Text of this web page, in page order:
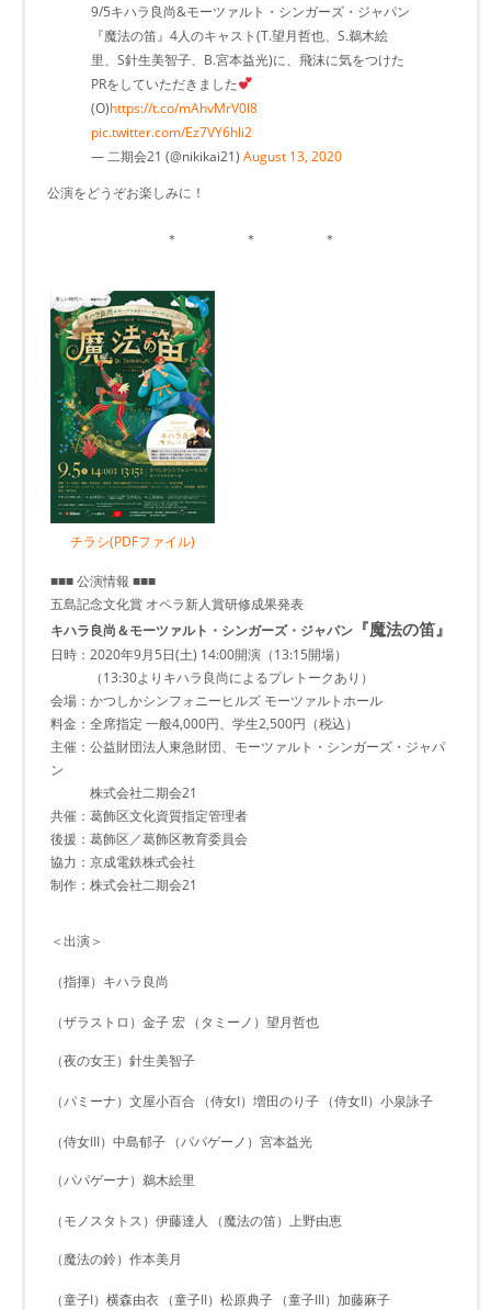
9/5キハラ良尚&モーツァルト・シンガーズ・ジャパン
『魔法の笛』4人のキャスト(T.望月哲也、S.鵜木絵
里、S針生美智子、B.宮本益光)に、飛沫に気をつけた
PRをしていただきました
(O)https://t.co/mAhvMrV0l8
pic.twitter.com/Ez7VY6hli2
— 二期会21 (@nikikai21) August 13, 2020
公演をどうぞお楽しみに！
＊ ＊ ＊
チラシ(PDFファイル)
■■■ 公演情報 ■■■
五島記念文化賞 オペラ新人賞研修成果発表
キハラ良尚＆モーツァルト・シンガーズ・ジャパン 『魔法の笛』
日時：2020年9月5日(土) 14:00開演（13:15開場）
（13:30よりキハラ良尚によるプレトークあり）
会場：かつしかシンフォニーヒルズ モーツァルトホール
料金：全席指定 一般4,000円、学生2,500円（税込）
主催：公益財団法人東急財団、モーツァルト・シンガーズ・ジャパ
ン
株式会社二期会21
共催：葛飾区文化資質指定管理者
後援：葛飾区／葛飾区教育委員会
協力：京成電鉄株式会社
制作：株式会社二期会21
＜出演＞
（指揮）キハラ良尚
（ザラストロ）金子 宏 （タミーノ）望月哲也
（夜の女王）針生美智子
（パミーナ）文屋小百合 （侍女I）増田のり子 （侍女II）小泉詠子
（侍女III）中島郁子 （パパゲーノ）宮本益光
（パパゲーナ）鵜木絵里
（モノスタトス）伊藤達人 （魔法の笛）上野由恵
（魔法の鈴）作本美月
（童子I）横森由衣 （童子II）松原典子 （童子III）加藤麻子